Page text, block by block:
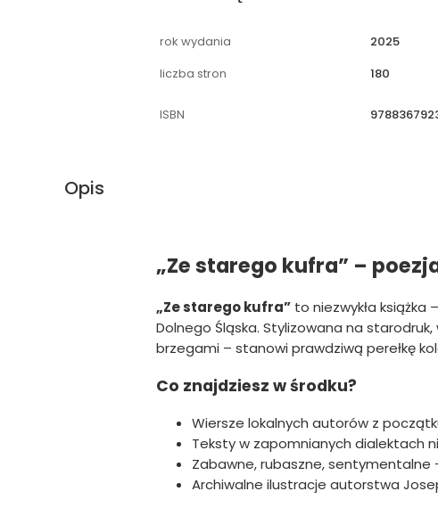
rok wydania 2025
liczba stron
180
ISBN
Opis
„Ze starego kufra” –
„Ze starego kufra”to niezwykła książka
Dolnego Śląska. Stylizowana na
brzegami – stanowi prawdziwą perełkę
Co znajdziesz w środku?
Wiersze lokalnych autorów z
Teksty w zapomnianych dialektach
Zabawne, rubaszne, sentymentalne
Archiwalne ilustracje autorstwa